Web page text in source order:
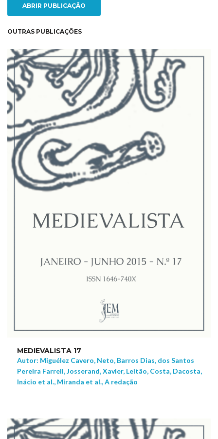
ABRIR PUBLICAÇÃO
OUTRAS PUBLICAÇÕES
NEW
MEDIEVALISTA 17
Autor: Miguélez Cavero, Neto, Barros Dias, dos Santos
Pereira Farrell, Josserand, Xavier, Leitão, Costa, Dacosta,
Inácio et al., Miranda et al., A redação
NEW